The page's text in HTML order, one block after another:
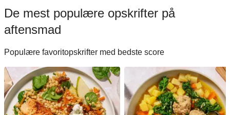
De mest populære opskrifter på
aftensmad
Populære favoritopskrifter med bedste score